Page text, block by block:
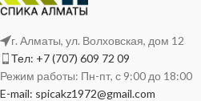
г. Алматы, ул. Волховская, дом 12
Тел: +7 (707) 609 72 09
Режим работы: Пн-пт, с 9:00 до 18:00
E-mail: spicakz1972@gmail.com